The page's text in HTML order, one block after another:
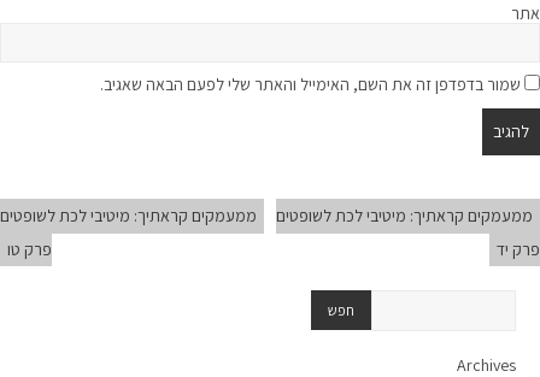
אתר
שמור בדפדפן זה את השם, האימייל והאתר שלי לפעם הבאה שאגיב.
ממעמקים קראתיך: מיטיבי לכת לשופטים
פרק יד
ממעמקים קראתיך: מיטיבי לכת לשופטים
פרק טו
Archives